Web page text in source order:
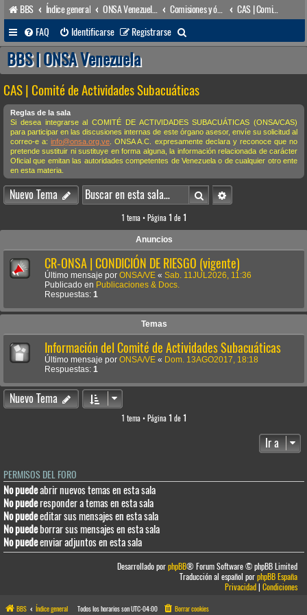
BBS Índice general Comisiones y órganos Asesores internos
CAS | Comité de Actividades Subacuáticas
FAQ
Identificarse Registrarse
u
c
a
r
BBS | ONSA Venezuela
CAS | Comité de Actividades Subacuáticas
Reglas de la sala
Si desea integrarse al COMITÉ DE ACTIVIDADES SUBACUÁTICAS (ONSA/CAS)
para participar en las discusiones internas de este órgano asesor, envíe su solicitud al
correo-e a:info@onsa.org.ve . ONSA A.C. expresamente declara y reconoce que no
pretende sustituir ni sustituye en forma alguna, la información relacionada de carácter
Oficial que emitan las autoridades competentes de Venezuela o de cualquier otro ente
en esta materia.
Nuevo Tema BuscarBúsqueda avanzada
1 tema • Página 1 de 1
Anuncios
CR-ONSA | CONDICIÓN DE RIESGO (vigente)
Último mensaje por ONSA/VE « Sab. 11JUL2026, 11:36
Publicado en Publicaciones & Docs.
Respuestas: 1
Temas
Información del Comité de Actividades Subacuáticas
Último mensaje por ONSA/VE « Dom. 13AGO2017, 18:18
Respuestas: 1
Nuevo Tema
1 tema • Página 1 de 1
Ir a
PERMISOS DEL FORO
No puedeabrir nuevos temas en esta sala
No puederesponder a temas en esta sala
No puedeeditar sus mensajes en esta sala
No puedeborrar sus mensajes en esta sala
No puedeenviar adjuntos en esta sala
Desarrollado porphpBB® Forum Software © phpBB Limited
Traducción al español porphpBB España
Privacidad|Condiciones
BBS Índice general Todos los horarios sonUTC-04:00 Borrar cookies